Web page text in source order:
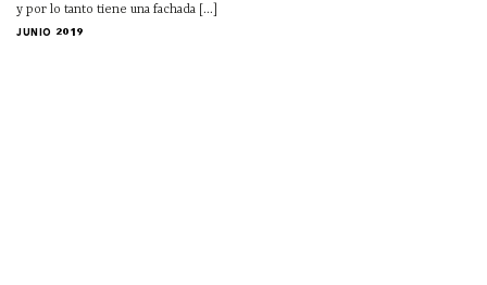
y por lo tanto tiene una fachada [...]
JUNIO 2019